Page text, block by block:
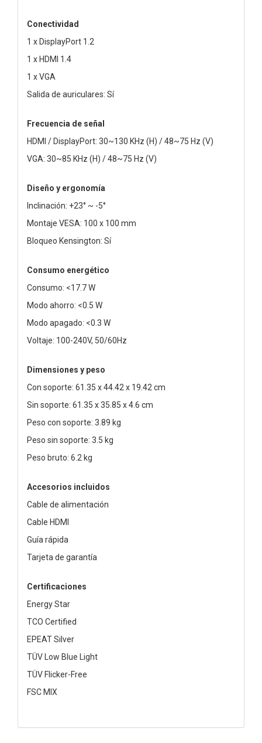
Conectividad
1 x DisplayPort 1.2
1 x HDMI 1.4
1 x VGA
Salida de auriculares: Sí
Frecuencia de señal
HDMI / DisplayPort: 30~130 KHz (H) / 48~75 Hz (V)
VGA: 30~85 KHz (H) / 48~75 Hz (V)
Diseño y ergonomía
Inclinación: +23° ~ -5°
Montaje VESA: 100 x 100 mm
Bloqueo Kensington: Sí
Consumo energético
Consumo: <17.7 W
Modo ahorro: <0.5 W
Modo apagado: <0.3 W
Voltaje: 100-240V, 50/60Hz
Dimensiones y peso
Con soporte: 61.35 x 44.42 x 19.42 cm
Sin soporte: 61.35 x 35.85 x 4.6 cm
Peso con soporte: 3.89 kg
Peso sin soporte: 3.5 kg
Peso bruto: 6.2 kg
Accesorios incluidos
Cable de alimentación
Cable HDMI
Guía rápida
Tarjeta de garantía
Certificaciones
Energy Star
TCO Certified
EPEAT Silver
TÜV Low Blue Light
TÜV Flicker-Free
FSC MIX